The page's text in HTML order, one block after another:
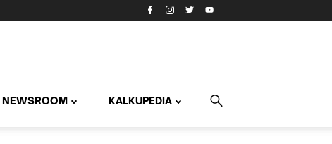
NEWSROOM KALKUPEDIA